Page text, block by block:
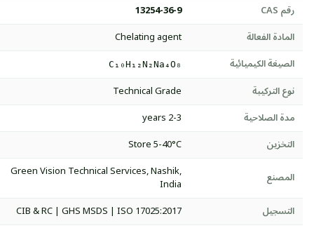
رقم CAS
13254-36-9
المادة الفعالة
Chelating agent
الصيغة الكيميائية
C₁₀H₁₂N₂Na₄O₈
نوع التركيبة
Technical Grade
مدة الصلاحية
2-3 years
التخزين
Store 5-40°C
المصنع
Green Vision Technical Services, Nashik,
India
التسجيل
CIB & RC | GHS MSDS | ISO 17025:2017